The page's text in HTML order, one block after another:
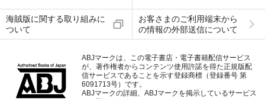
海賊版に関する取り組みに
ついて
お客さまのご利用端末から
の情報の外部送信について
ABJマークは、この電子書店・電子書籍配信サービス
が、著作権者からコンテンツ使用許諾を得た正規版配
信サービスであることを示す登録商標（登録番号 第
6091713号）です。
ABJマークの詳細、ABJマークを掲示しているサービス